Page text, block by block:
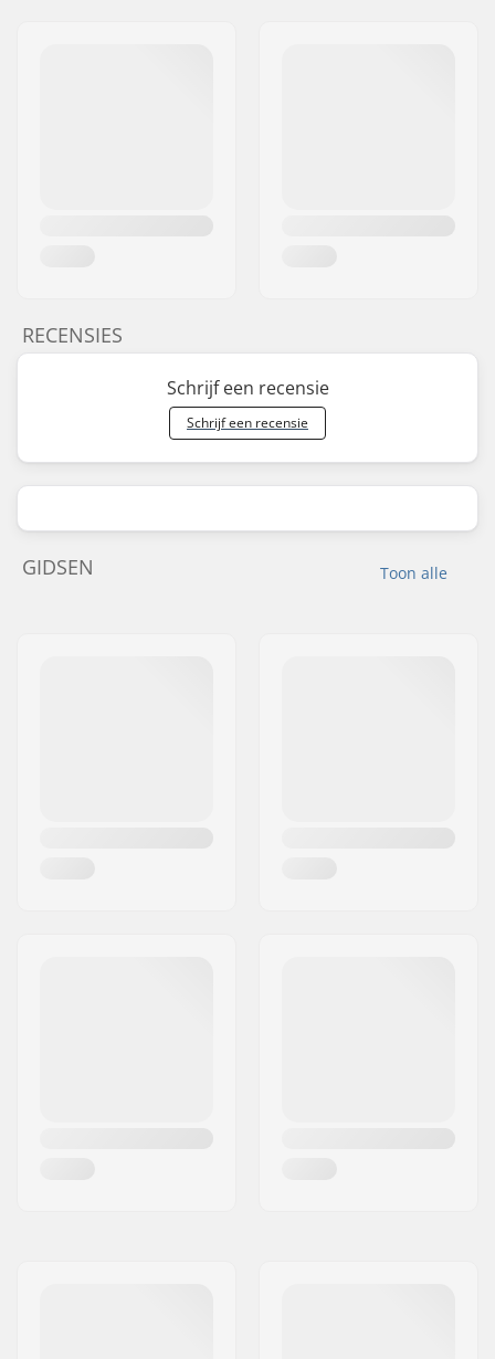
RECENSIES
Schrijf een recensie
Schrijf een recensie
Toon alle
GIDSEN